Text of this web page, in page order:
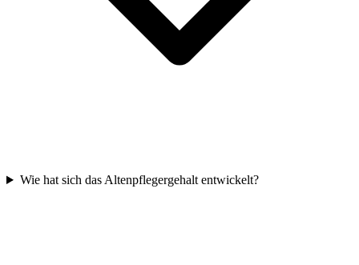
Wie hat sich das Altenpflegergehalt entwickelt?